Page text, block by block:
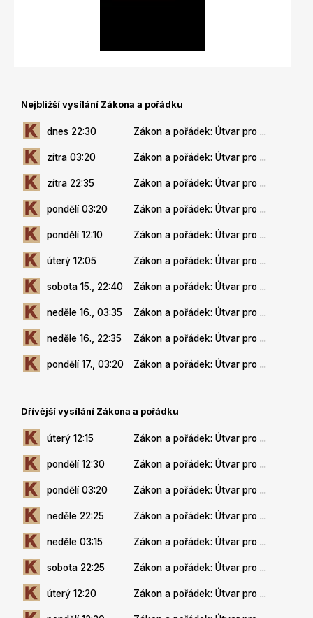
Nejbližší vysílání Zákona a pořádku
dnes 22:30 Zákon a pořádek: Útvar pro ...
zítra 03:20 Zákon a pořádek: Útvar pro ...
zítra 22:35 Zákon a pořádek: Útvar pro ...
pondělí 03:20 Zákon a pořádek: Útvar pro ...
pondělí 12:10 Zákon a pořádek: Útvar pro ...
úterý 12:05 Zákon a pořádek: Útvar pro ...
sobota 15., 22:40 Zákon a pořádek: Útvar pro ...
neděle 16., 03:35 Zákon a pořádek: Útvar pro ...
neděle 16., 22:35 Zákon a pořádek: Útvar pro ...
pondělí 17., 03:20 Zákon a pořádek: Útvar pro ...
Dřívější vysílání Zákona a pořádku
úterý 12:15 Zákon a pořádek: Útvar pro ...
pondělí 12:30 Zákon a pořádek: Útvar pro ...
pondělí 03:20 Zákon a pořádek: Útvar pro ...
neděle 22:25 Zákon a pořádek: Útvar pro ...
neděle 03:15 Zákon a pořádek: Útvar pro ...
sobota 22:25 Zákon a pořádek: Útvar pro ...
úterý 12:20 Zákon a pořádek: Útvar pro ...